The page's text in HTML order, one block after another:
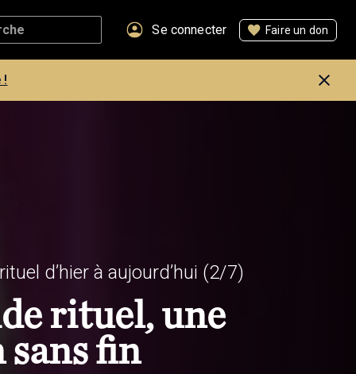
Se connecter Faire un don
!
d’hier à aujourd’hui (2/7)
rituel, une
fin